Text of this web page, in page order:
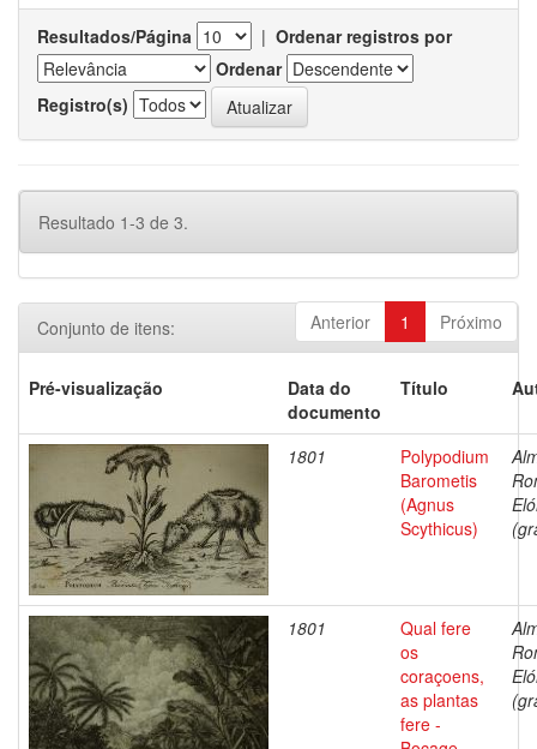
Resultados/Página | Ordenar registros por
Ordenar
Registro(s)
Resultado 1-3 de 3.
Anterior 1 Próximo
Conjunto de itens:
Pré-visualização
Data do
documento
Título
1801
Polypodium
Barometis
(Agnus
Scythicus)
1801
Qual fere
os
coraçoens,
as plantas
fere -